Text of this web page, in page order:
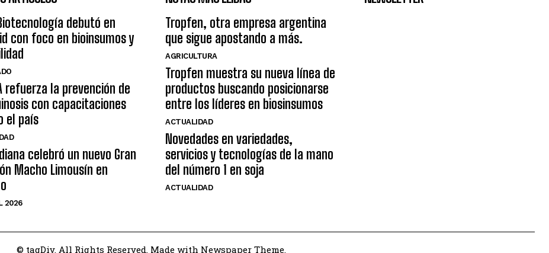
debutó en
con foco en bioinsumos y
refuerza la prevención de
con capacitaciones
el país
celebró un nuevo Gran
Macho Limousín en
2026
Tropfen, otra empresa argentina
que sigue apostando a más.
AGRICULTURA
Tropfen muestra su nueva línea de
productos buscando posicionarse
entre los líderes en biosinsumos
ACTUALIDAD
Novedades en variedades,
servicios y tecnologías de la mano
del número 1 en soja
ACTUALIDAD
© tagDiv. All Rights Reserved. Made with Newspaper Theme.